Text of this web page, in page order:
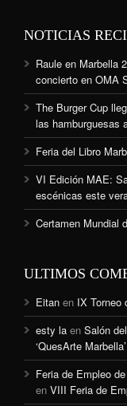
NOTICIAS
Raule en Marbella
concierto en OMA
The Burger Cup
las hamburguesas
Feria del Libro
VI Edición MAE:
escénicas este
Certamen Mundial
ULTIMOS
Eitan en IX Torneo
esty la en Salón
‘QuesArte
Feria de Empleo
en VIII Feria de